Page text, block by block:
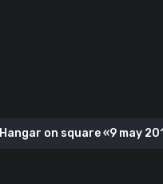
Hangar on square «9 may